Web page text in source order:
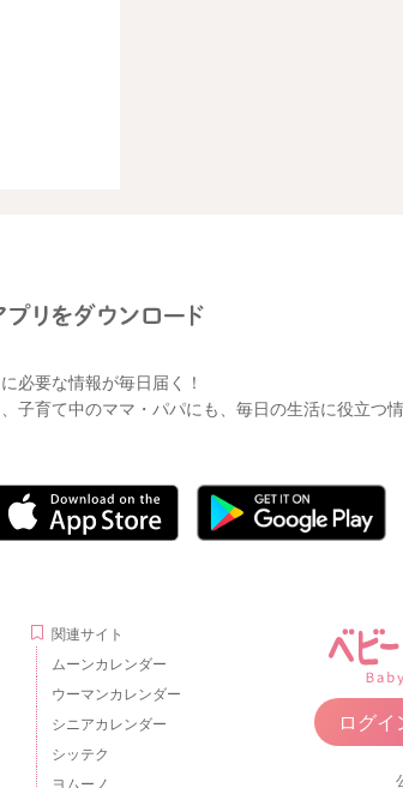
必要な情報が毎日届く！
子育て中のママ・パパにも、毎日の生活に役立つ情
関連サイト
ムーンカレンダー
ウーマンカレンダー
シニアカレンダー
シッテク
ヨムーノ
ログイ